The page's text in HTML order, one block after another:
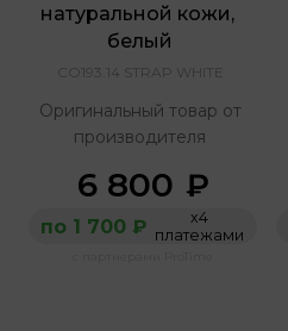
натуральной кожи,
белый
CO193.14 STRAP WHITE
Оригинальный товар от
производителя
6 800 ₽
по 1 700 ₽
х4
платежами